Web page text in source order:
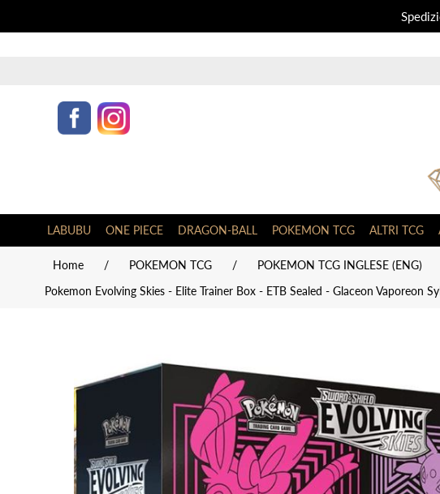
LABUBU ONE PIECE DRAGON-BALL POKEMON TCG ALTRI TCG
Home / POKEMON TCG / POKEMON TCG INGLESE (ENG)
Pokemon Evolving Skies - Elite Trainer Box - ETB Sealed - Glaceon Vaporeon